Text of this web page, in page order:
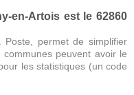
en-Artois est le 62860
permet de simplifier
peuvent avoir le
les statistiques (un code